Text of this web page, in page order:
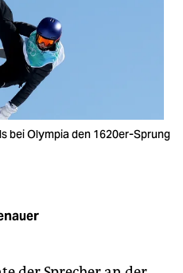
bei Olympia den 1620er-Sprung